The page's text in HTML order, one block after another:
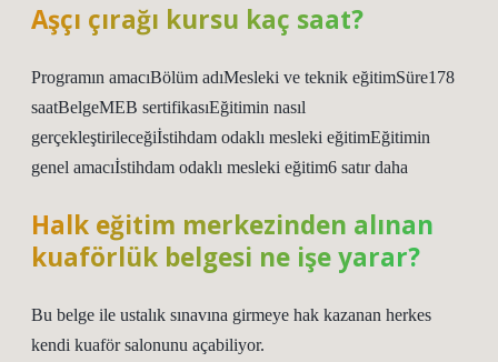
Aşçı çırağı kursu kaç saat?
Programın amacıBölüm adıMesleki ve teknik eğitimSüre178
saatBelgeMEB sertifikasıEğitimin nasıl
gerçekleştirileceğiİstihdam odaklı mesleki eğitimEğitimin
genel amacıİstihdam odaklı mesleki eğitim6 satır daha
Halk eğitim merkezinden alınan
kuaförlük belgesi ne işe yarar?
Bu belge ile ustalık sınavına girmeye hak kazanan herkes
kendi kuaför salonunu açabiliyor.